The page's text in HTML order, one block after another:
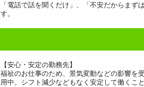
「電話で話を聞くだけ」、「不安だからまず
す。
【安心・安定の勤務先】
福祉のお仕事のため、景気変動などの影響を
用中。シフト減少などもなく安定して働くこ